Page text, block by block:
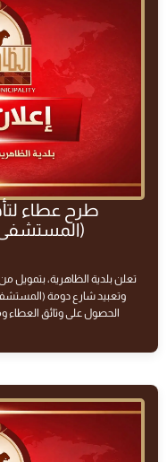
طرح عطاء
تعلن بلدية الظاهرية، بتمويل
وتعبيد شارع دومة
الحصول على وثائق العطاء